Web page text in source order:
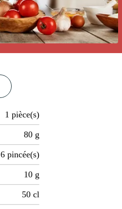
1 pièce(s)
80 g
6 pincée(s)
10 g
50 cl